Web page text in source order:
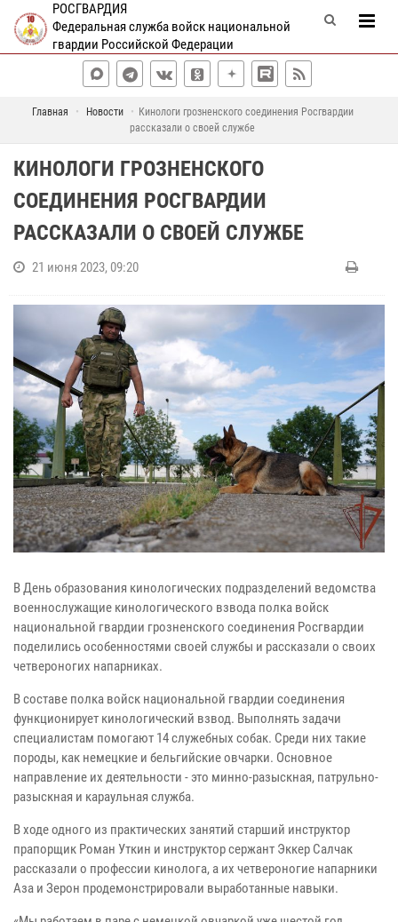
РОСГВАРДИЯ
Федеральная служба войск национальной
гвардии Российской Федерации
Главная Новости
Кинологи грозненского соединения Росгвардии
рассказали о своей службе
КИНОЛОГИ ГРОЗНЕНСКОГО
СОЕДИНЕНИЯ РОСГВАРДИИ
РАССКАЗАЛИ О СВОЕЙ СЛУЖБЕ
21 июня 2023, 09:20
В День образования кинологических подразделений ведомства
военнослужащие кинологического взвода полка войск
национальной гвардии грозненского соединения Росгвардии
поделились особенностями своей службы и рассказали о своих
четвероногих напарниках.
В составе полка войск национальной гвардии соединения
функционирует кинологический взвод. Выполнять задачи
специалистам помогают 14 служебных собак. Среди них такие
породы, как немецкие и бельгийские овчарки. Основное
направление их деятельности - это минно-разыскная, патрульно-
разыскная и караульная служба.
В ходе одного из практических занятий старший инструктор
прапорщик Роман Уткин и инструктор сержант Эккер Салчак
рассказали о профессии кинолога, а их четвероногие напарники
Аза и Зерон продемонстрировали выработанные навыки.